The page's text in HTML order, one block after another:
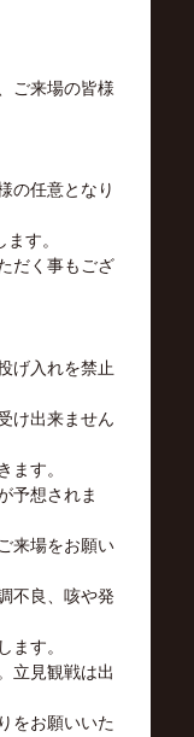
ご来場の皆様
の任意となり
す。
だく事もござ
げ入れを禁止
け出来ません
ます。
予想されま
来場をお願い
不良、咳や発
す。
立見観戦は出
をお願いいた